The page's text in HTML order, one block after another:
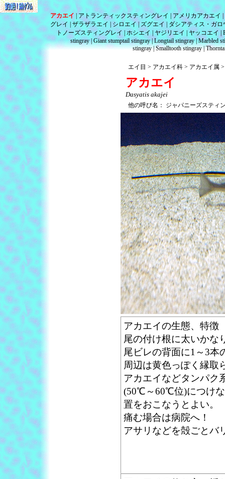
エイ目 アカエイ科 アカエイ属
アカエイ
Dasyatis akajei
他の呼び名： ジャパニーズスティ
アカエイの生態、特徴
尾の付け根に太いかな
尾ビレの背面に1～3本
周辺は黄色っぽく縁取
アカエイなどタンパク
(50℃～60℃位)につけな
置をおこなうとよい。
痛む場合は病院へ！
アサリなどを殻ごとバ
アカエイ アトランティックスティングレイ
アメリカアカエイ
グレイ
ザラザラエイ シロエイ ズグエイ
ダシアティス・ガロ
トノーズスティングレイ
ホシエイ ヤジリエイ ヤッコエイ
stingray Giant stumptail stingray Longtail stingray Marbled
stingray Smalltooth stingray